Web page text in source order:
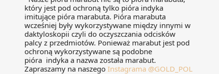
który jest pod ochroną tylko pióra indyka
imitujące pióra marabuta. Pióra marabuta
wcześniej były wykorzystywane między innymi w
daktyloskopii czyli do oczyszczania odcisków
palcy z przedmiotów. Ponieważ marabut jest pod
ochroną wykorzystywane są podobne
pióra indyka a nazwa została marabut.
Zapraszamy na naszego Instagrama @GOLD_POL